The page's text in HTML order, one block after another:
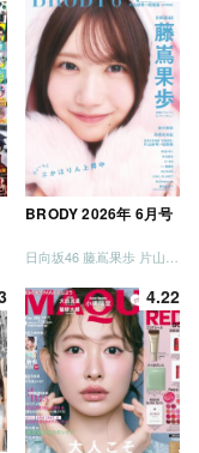
BRODY 2026年 6月号
4.22